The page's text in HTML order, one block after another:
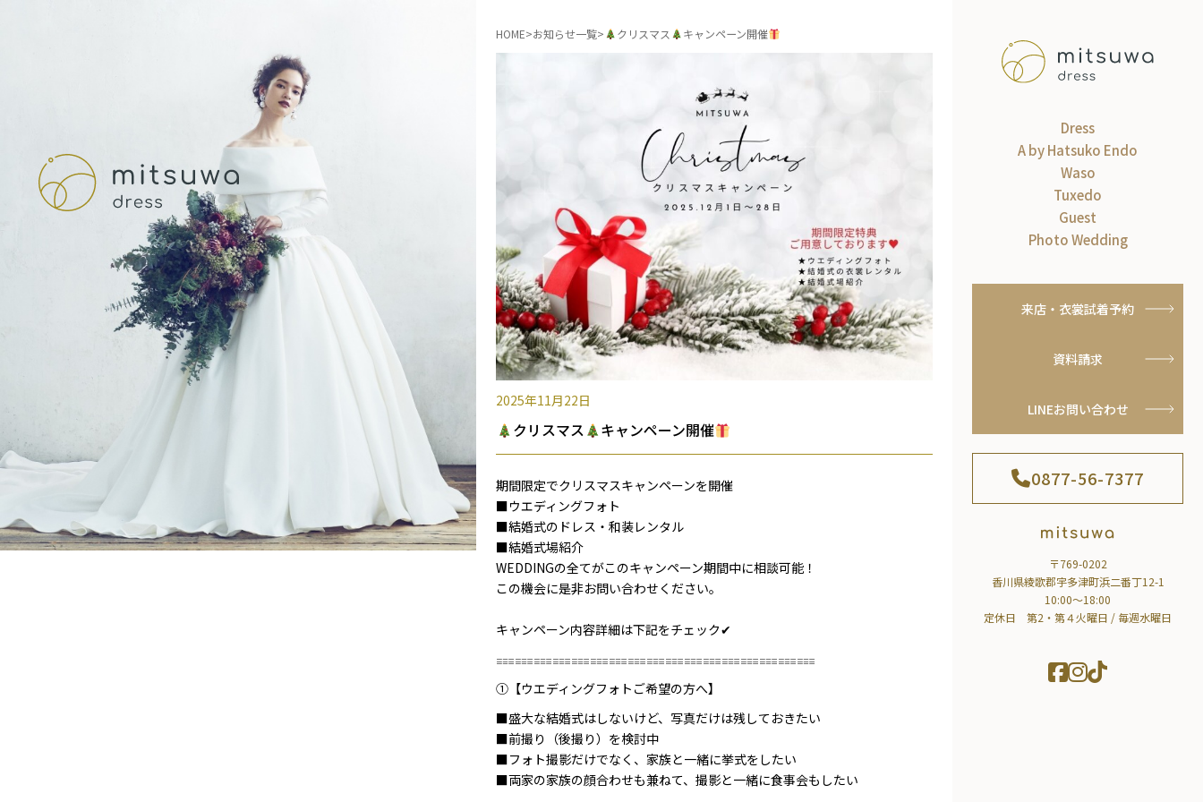
HOME お知らせ一覧 クリスマス キャンペーン開催
2025年11月22日
クリスマス キャンペーン開催
期間限定でクリスマスキャンペーンを開催
■ウエディングフォト
■結婚式のドレス・和装レンタル
■結婚式場紹介
WEDDINGの全てがこのキャンペーン期間中に相談可能！
この機会に是非お問い合わせください。
キャンペーン内容詳細は下記をチェック✔
𓐌𓐌𓐌𓐌𓐌𓐌𓐌𓐌𓐌𓐌𓐌𓐌𓐌𓐌𓐌𓐌𓐌
①【ウエディングフォトご希望の方へ】
■盛大な結婚式はしないけど、写真だけは残しておきたい
■前撮り（後撮り）を検討中
■フォト撮影だけでなく、家族と一緒に挙式をしたい
■両家の家族の顔合わせも兼ねて、撮影と一緒に食事会もしたい
Dress
A by Hatsuko Endo
Waso
Tuxedo
Guest
Photo Wedding
来店・衣裳試着予約
資料請求
LINEお問い合わせ
0877-56-7377
〒769-0202
香川県綾歌郡宇多津町浜二番丁12-1
10:00～18:00
定休日 第2・第４火曜日 / 毎週水曜日